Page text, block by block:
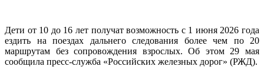
Дети от 10 до 16 лет получат возможность с 1 июня 2026 года
ездить на поездах дальнего следования более чем по 20
маршрутам без сопровождения взрослых. Об этом 29 мая
сообщила пресс-служба «Российских железных дорог» (РЖД).